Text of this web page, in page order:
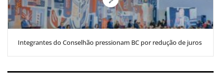
Integrantes do Conselhão pressionam BC por redução de juros